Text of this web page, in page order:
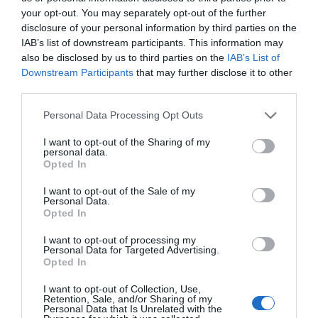
your opt-out. You may separately opt-out of the further
disclosure of your personal information by third parties on the
IAB’s list of downstream participants. This information may
also be disclosed by us to third parties on the IAB’s List of
Downstream Participants that may further disclose it to other
Personal Data Processing Opt Outs
I want to opt-out of the Sharing of my
personal data.
Opted In
I want to opt-out of the Sale of my
Personal Data.
Opted In
I want to opt-out of processing my
Personal Data for Targeted Advertising.
Opted In
I want to opt-out of Collection, Use,
Retention, Sale, and/or Sharing of my
Personal Data that Is Unrelated with the
segmentados por competición, tipología de activos,
marcas, categorías de producto y valor económico
aproximado de cada acuerdo. Si quieres más
información, contacta con nosotros
enintelligence@2playbook.com .
Añadir2Playbookcomo fuente preferida de Google
de forma gratuita
Mantente informado con las últimas noticias de actualidad.
Compartir
2P